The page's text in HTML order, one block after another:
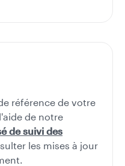
référence de votre
de notre
de suivi des
les mises à jour